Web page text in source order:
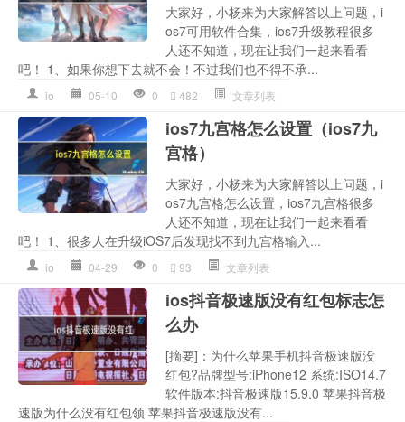
大家好，小杨来为大家解答以上问题，i
os7可用软件合集，ios7升级教程很多
人还不知道，现在让我们一起来看看
吧！ 1、如果你想下去就不会！不过我们也不得不承...
io 05-10 0 482 文章列表
ios7九宫格怎么设置（ios7九
宫格）
大家好，小杨来为大家解答以上问题，i
os7九宫格怎么设置，ios7九宫格很多
人还不知道，现在让我们一起来看看
吧！ 1、很多人在升级iOS7后发现找不到九宫格输入...
io 04-29 0 93 文章列表
ios抖音极速版没有红包标志怎
么办
[摘要]：为什么苹果手机抖音极速版没
红包?品牌型号:iPhone12 系统:ISO14.7
软件版本:抖音极速版15.9.0 苹果抖音极
速版为什么没有红包领 苹果抖音极速版没有...